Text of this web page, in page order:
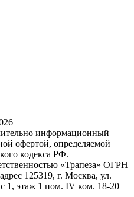
информационный
офертой, определяемой
кодекса РФ.
«Трапеза» ОГРН
125319, г. Москва, ул.
1, этаж 1 пом. IV ком. 18-20